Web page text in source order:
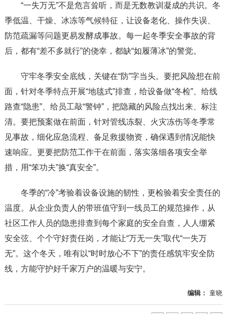
“一失万无”不是危言耸听，而是无数教训凝成的共识。冬
季低温、干燥、冰冻等气候特征，让设备老化、操作失误、
防范疏漏等问题更易发酵成事故。每一起冬季安全事故的背
后，都有“差不多就行”的侥幸，都缺“如履薄冰”的警觉。
守牢冬季安全底线，关键在“防”字当头。要把风险想在前
面，针对冬季特点开展“地毯式”排查，给设备做“冬检”、给线
路查“隐患”、给员工敲“警钟”，把隐藏的风险点找出来、标注
清。要把预案做在前面，针对管线冻裂、火灾冻伤等冬季常
见事故，细化应急流程、备足救援物资，确保遇到情况能快
速响应。更要把防范工作干在前面，落实落细各项安全举
措，用“笨功夫”换“真安全”。
冬季的“冷”考验着设备设施的韧性，更检验着安全责任的
温度。从企业负责人的带班值守到一线员工的规范操作，从
社区工作人员的隐患排查到每个家庭的安全自查，人人绷紧
安全弦、个个守好责任岗，才能让“万无一失”取代“一失万
无”。这个冬天，唯有以“时时放心不下”的责任感筑牢安全防
线，方能守护好千家万户的温暖与安宁。
编辑： 童晓